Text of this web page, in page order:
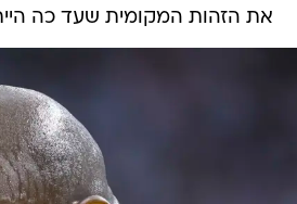
את הזהות המקומית שעד כה